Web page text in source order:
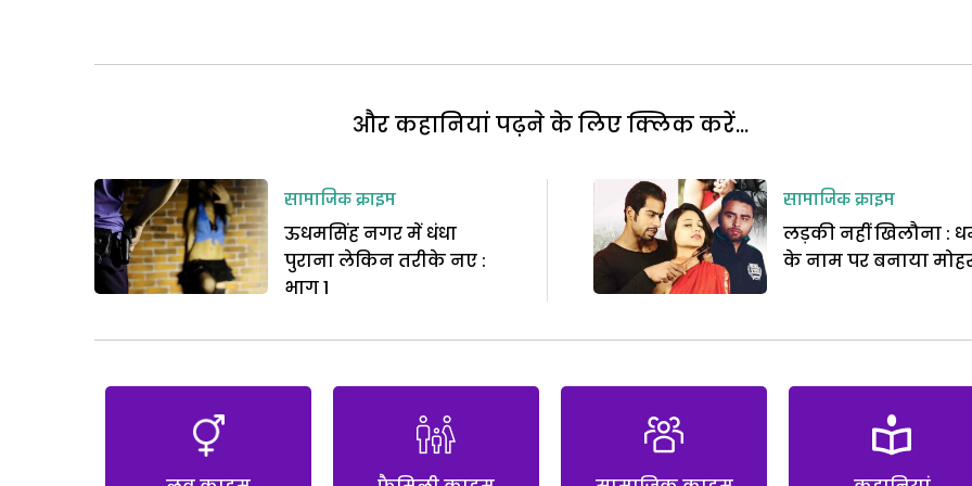
और कहानियां पढ़ने के लिए क्लिक करें...
सामाजिक क्राइम
ऊधमसिंह नगर में धंधा
पुराना लेकिन तरीके नए :
भाग 1
सामाजिक क्राइम
लड़की नहीं खिलौना :
के नाम पर बनाया